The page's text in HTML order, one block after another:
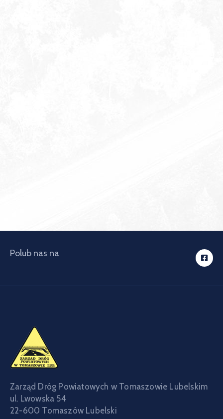
Polub nas na
Zarząd Dróg Powiatowych w Tomaszowie Lubelskim
ul. Lwowska 54
22-600 Tomaszów Lubelski